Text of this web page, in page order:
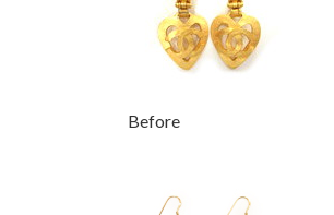
Before